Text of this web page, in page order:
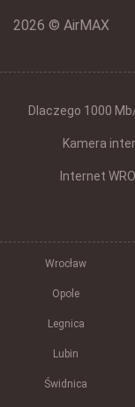
2026 © AirMAX
Dlaczego 1000
Kamera
Internet
Wrocław
Opole
Legnica
Lubin
Świdnica